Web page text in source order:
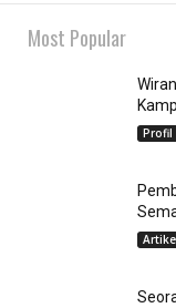
Most Popular
Profil